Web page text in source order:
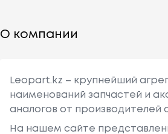
О компании
Leopart.kz – крупнейший
наименований запчастей и
аналогов от производителей
На нашем сайте